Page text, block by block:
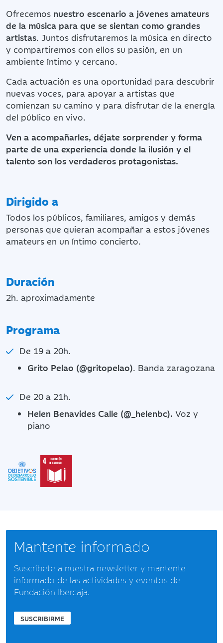
Ofrecemos nuestro escenario a jóvenes amateurs
de la música para que se sientan como grandes
artistas. Juntos disfrutaremos la música en directo
y compartiremos con ellos su pasión, en un
ambiente íntimo y cercano.
Cada actuación es una oportunidad para descubrir
nuevas voces, para apoyar a artistas que
comienzan su camino y para disfrutar de la energía
del público en vivo.
Ven a acompañarles, déjate sorprender y forma
parte de una experiencia donde la ilusión y el
talento son los verdaderos protagonistas.
Dirigido a
Todos los públicos, familiares, amigos y demás
personas que quieran acompañar a estos jóvenes
amateurs en un íntimo concierto.
Duración
2h. aproximadamente
Programa
De 19 a 20h.
Grito Pelao (@gritopelao). Banda zaragozana
De 20 a 21h.
Helen Benavides Calle (@_helenbc). Voz y
piano
Mantente informado
Suscríbete a nuestra newsletter y mantente
informado de las actividades y eventos de
Fundación Ibercaja.
SUSCRIBIRME